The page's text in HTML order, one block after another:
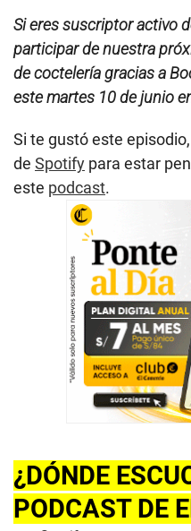
Si eres suscriptor activo
participar de nuestra
de coctelería gracias a
este martes 10 de junio
Si te gustó este
de Spotify para estar
este podcast.
¿DÓNDE
PODCAST DE